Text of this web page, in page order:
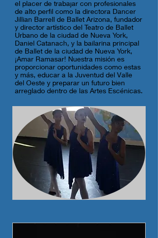
el placer de trabajar con profesionales
de alto perfil como la directora Dancer
Jillian Barrell de Ballet Arizona, fundador
y director artístico del Teatro de Ballet
Urbano de la ciudad de Nueva York,
Daniel Catanach, y la bailarina principal
de Ballet de la ciudad de Nueva York,
¡Amar Ramasar! Nuestra misión es
proporcionar oportunidades como estas
y más, educar a la Juventud del Valle
del Oeste y preparar un futuro bien
arreglado dentro de las Artes Escénicas.